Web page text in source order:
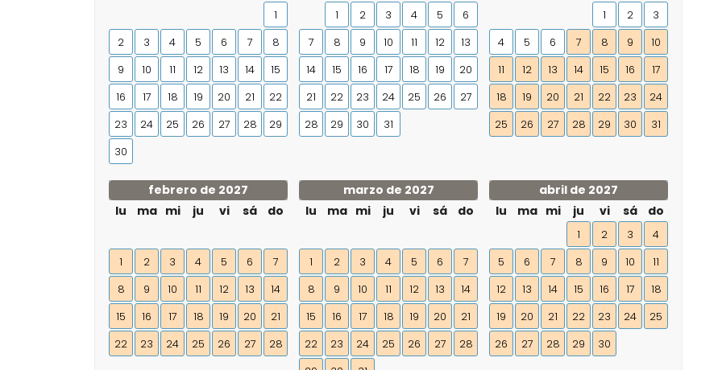
1
2
3 4 5 6 7
8
9
10 11 12 13 14
15
16
17 18 19 20 21
22
23
24 25 26 27 28
29
30
1 2 3 4 5
6
7
8 9 10 11 12
13
14
15 16 17 18 19
20
21
22 23 24 25 26
27
28
29 30 31
1 2
3
4
5 6 7 8 9
10
11
12 13 14 15 16
17
18
19 20 21 22 23
24
25
26 27 28 29 30 31
febrero de 2027
lu
ma mi ju vi sá do
1 2 3 4 5 6
7
8
9 10 11 12 13
14
15
16 17 18 19 20
21
22
23 24 25 26 27 28
marzo de 2027
lu
ma mi ju vi sá do
1 2 3 4 5 6
7
8
9 10 11 12 13
14
15
16 17 18 19 20
21
22
23 24 25 26 27
28
abril de 2027
lu
ma mi ju vi sá do
1 2 3
4
5
6 7 8 9 10
11
12
13 14 15 16 17
18
19
20 21 22 23 24
25
26
27 28 29 30